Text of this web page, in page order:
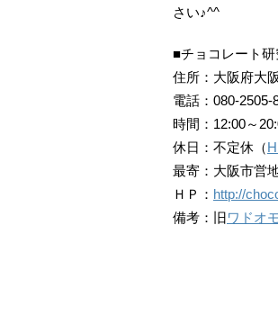
さい♪^^
■チョコレート
住所：大阪府大
電話：080-2505-
時間：12:00～
休日：不定休（
最寄：大阪市営
ＨＰ： http://
備考：旧ワドオ